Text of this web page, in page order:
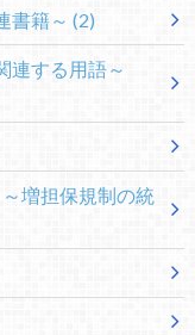
書籍～ (2)
する用語～
増担保規制の統